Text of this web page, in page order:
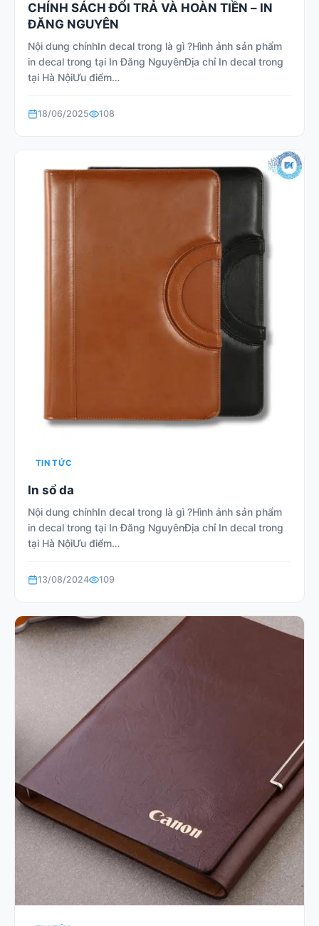
CHÍNH SÁCH ĐỔI TRẢ VÀ HOÀN TIỀN – IN
ĐĂNG NGUYÊN
Nội dung chínhIn decal trong là gì ?Hình ảnh sản phẩm
in decal trong tại In Đăng NguyênĐịa chỉ In decal trong
tại Hà NộiƯu điểm…
18/06/2025 108
TIN TỨC
In sổ da
Nội dung chínhIn decal trong là gì ?Hình ảnh sản phẩm
in decal trong tại In Đăng NguyênĐịa chỉ In decal trong
tại Hà NộiƯu điểm…
13/08/2024 109